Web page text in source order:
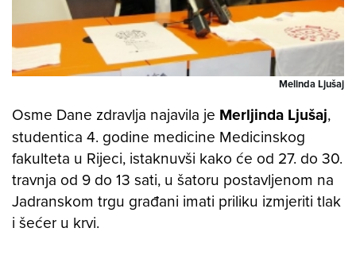
Melinda Ljušaj
Osme Dane zdravlja najavila je Merljinda Ljušaj,
studentica 4. godine medicine Medicinskog
fakulteta u Rijeci, istaknuvši kako će od 27. do 30.
travnja od 9 do 13 sati, u šatoru postavljenom na
Jadranskom trgu građani imati priliku izmjeriti tlak
i šećer u krvi.